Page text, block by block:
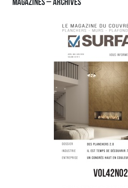
vol42no2